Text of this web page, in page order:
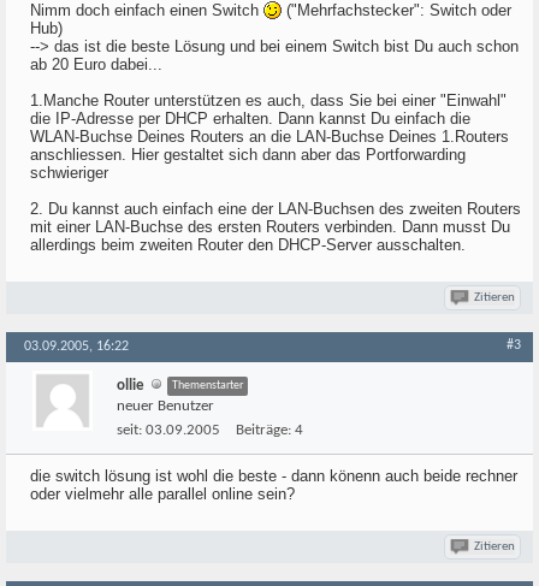
Nimm doch einfach einen Switch
("Mehrfachstecker": Switch oder
Hub)
--> das ist die beste Lösung und bei einem Switch bist Du auch schon
ab 20 Euro dabei...
1.Manche Router unterstützen es auch, dass Sie bei einer "Einwahl"
die IP-Adresse per DHCP erhalten. Dann kannst Du einfach die
WLAN-Buchse Deines Routers an die LAN-Buchse Deines 1.Routers
anschliessen. Hier gestaltet sich dann aber das Portforwarding
schwieriger
2. Du kannst auch einfach eine der LAN-Buchsen des zweiten Routers
mit einer LAN-Buchse des ersten Routers verbinden. Dann musst Du
allerdings beim zweiten Router den DHCP-Server ausschalten.
Zitieren
03.09.2005, 16:22 #3
ollie Themenstarter
neuer Benutzer
seit: 03.09.2005 Beiträge: 4
die switch lösung ist wohl die beste - dann könenn auch beide rechner
oder vielmehr alle parallel online sein?
Zitieren